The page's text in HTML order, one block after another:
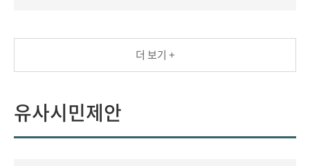
더 보기 +
유사시민제안